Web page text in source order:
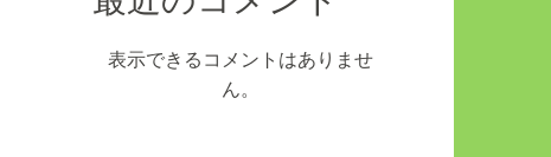
表示できるコメントはありませ
ん。